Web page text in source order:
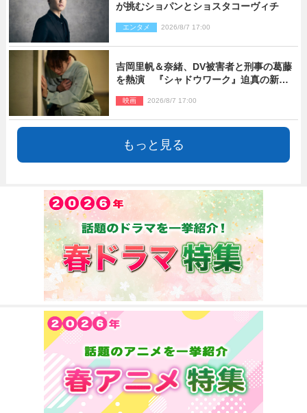
が挑むショパンとショスタコーヴィチ
エンタメ 2026/8/7 17:00
吉岡里帆＆奈緒、DV被害者と刑事の葛藤
を熱演 『シャドウワーク』迫真の新場
映画 2026/8/7 17:00
もっと見る